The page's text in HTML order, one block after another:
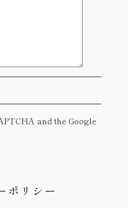
and the Google
ポリシー